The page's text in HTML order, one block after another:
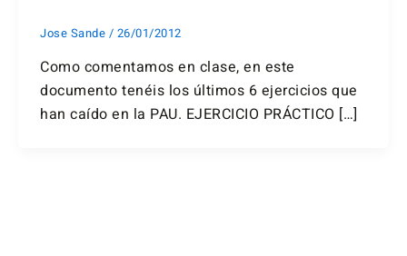
Jose Sande / 26/01/2012
Como comentamos en clase, en este
documento tenéis los últimos 6 ejercicios que
han caído en la PAU. EJERCICIO PRÁCTICO […]